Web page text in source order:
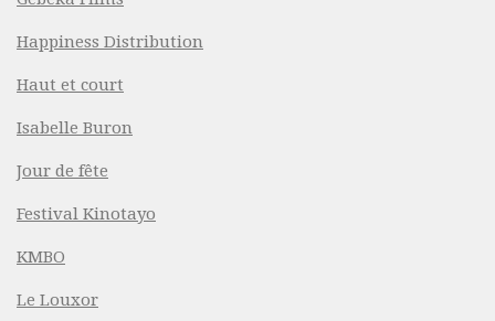
Happiness Distribution
Haut et court
Isabelle Buron
Jour de fête
Festival Kinotayo
KMBO
Le Louxor